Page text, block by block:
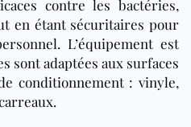
contre les bactéries,
en étant sécuritaires pour
L’équipement est
sont adaptées aux surfaces
conditionnement : vinyle,